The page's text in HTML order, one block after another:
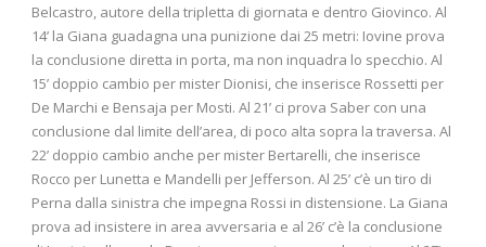
Belcastro, autore della tripletta di giornata e dentro Giovinco. Al
14’ la Giana guadagna una punizione dai 25 metri: Iovine prova
la conclusione diretta in porta, ma non inquadra lo specchio. Al
15’ doppio cambio per mister Dionisi, che inserisce Rossetti per
De Marchi e Bensaja per Mosti. Al 21’ ci prova Saber con una
conclusione dal limite dell’area, di poco alta sopra la traversa. Al
22’ doppio cambio anche per mister Bertarelli, che inserisce
Rocco per Lunetta e Mandelli per Jefferson. Al 25’ c’è un tiro di
Perna dalla sinistra che impegna Rossi in distensione. La Giana
prova ad insistere in area avversaria e al 26’ c’è la conclusione